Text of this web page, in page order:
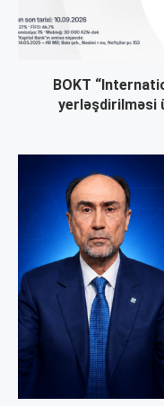
BOKT
yerləşdirilməsi